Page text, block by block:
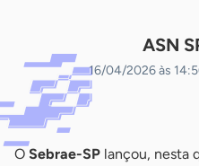
ASN
16/04/2026 às
O Sebrae-SP lançou, nesta